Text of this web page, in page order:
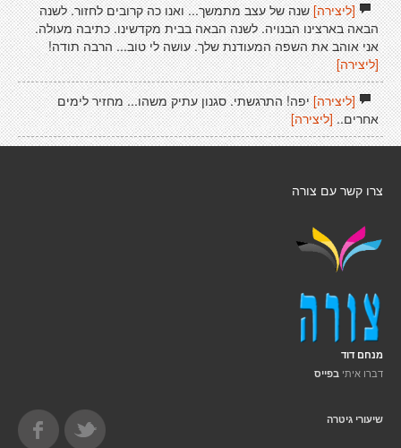
[ליצירה]שנה של עצב מתמשך... ואנו כה קרובים לחזור. לשנה
הבאה בארצינו הבנויה. לשנה הבאה בבית מקדשינו. כתיבה מעולה.
אני אוהב את השפה המעודנת שלך. עושה לי טוב... הרבה תודה!
[ליצירה]
[ליצירה]יפה! התרגשתי. סגנון עתיק משהו... מחזיר לימים
אחרים.. [ליצירה]
צרו קשר עם צורה
מנחם דוד
דברו איתי בפייס
שיעורי גיטרה